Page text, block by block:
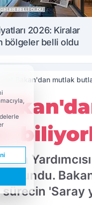
2026: Kiralar
bölgeler belli oldu
Bakan'dan mutlak
bulundu.
'Saray